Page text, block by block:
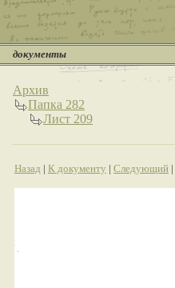
документы
Архив
Папка 282
Лист 209
Назад | К документу | Следующий |